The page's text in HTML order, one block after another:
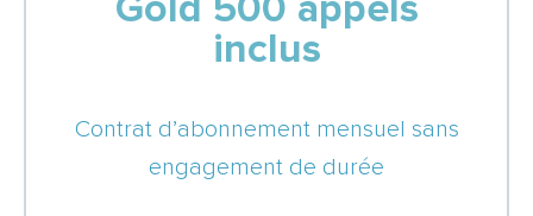
Gold 500 appels
inclus
Contrat d’abonnement mensuel sans
engagement de durée